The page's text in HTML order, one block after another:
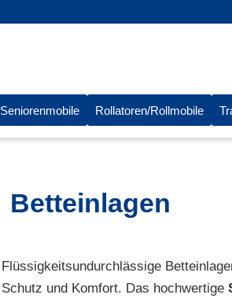
Seniorenmobile Rollatoren/Rollmobile
Betteinlagen
Flüssigkeitsundurchlässige
Schutz und Komfort. Das hochwertige